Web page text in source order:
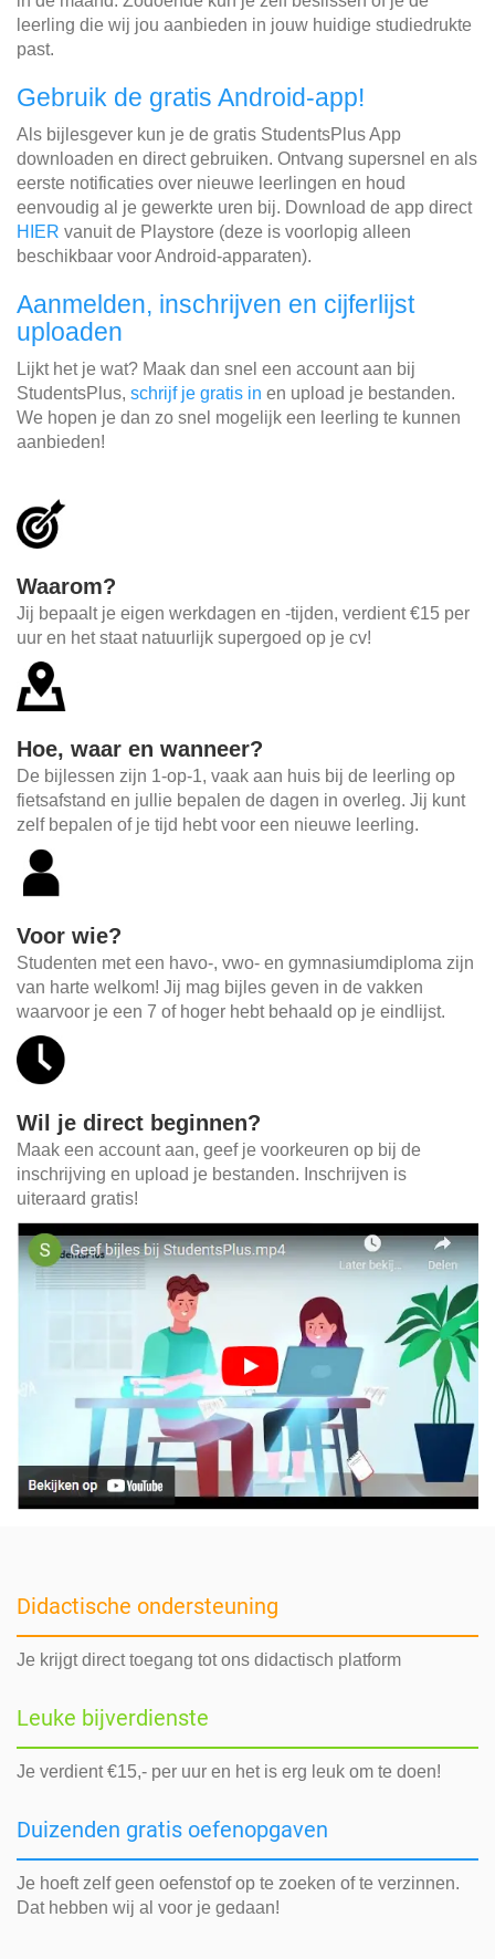
leerling die wij jou aanbieden in jouw huidige studiedrukte
past.
Gebruik de gratis Android-app!
Als bijlesgever kun je de gratis StudentsPlus App
downloaden en direct gebruiken. Ontvang supersnel en als
eerste notificaties over nieuwe leerlingen en houd
eenvoudig al je gewerkte uren bij. Download de app direct
HIER vanuit de Playstore (deze is voorlopig alleen
beschikbaar voor Android-apparaten).
Aanmelden, inschrijven en cijferlijst
uploaden
Lijkt het je wat? Maak dan snel een account aan bij
StudentsPlus, schrijf je gratis in en upload je bestanden.
We hopen je dan zo snel mogelijk een leerling te kunnen
aanbieden!
Waarom?
Jij bepaalt je eigen werkdagen en -tijden, verdient €15 per
uur en het staat natuurlijk supergoed op je cv!
Hoe, waar en wanneer?
De bijlessen zijn 1-op-1, vaak aan huis bij de leerling op
fietsafstand en jullie bepalen de dagen in overleg. Jij kunt
zelf bepalen of je tijd hebt voor een nieuwe leerling.
Voor wie?
Studenten met een havo-, vwo- en gymnasiumdiploma zijn
van harte welkom! Jij mag bijles geven in de vakken
waarvoor je een 7 of hoger hebt behaald op je eindlijst.
Wil je direct beginnen?
Maak een account aan, geef je voorkeuren op bij de
inschrijving en upload je bestanden. Inschrijven is
uiteraard gratis!
Didactische ondersteuning
Je krijgt direct toegang tot ons didactisch platform
Leuke bijverdienste
Je verdient €15,- per uur en het is erg leuk om te doen!
Duizenden gratis oefenopgaven
Je hoeft zelf geen oefenstof op te zoeken of te verzinnen.
Dat hebben wij al voor je gedaan!